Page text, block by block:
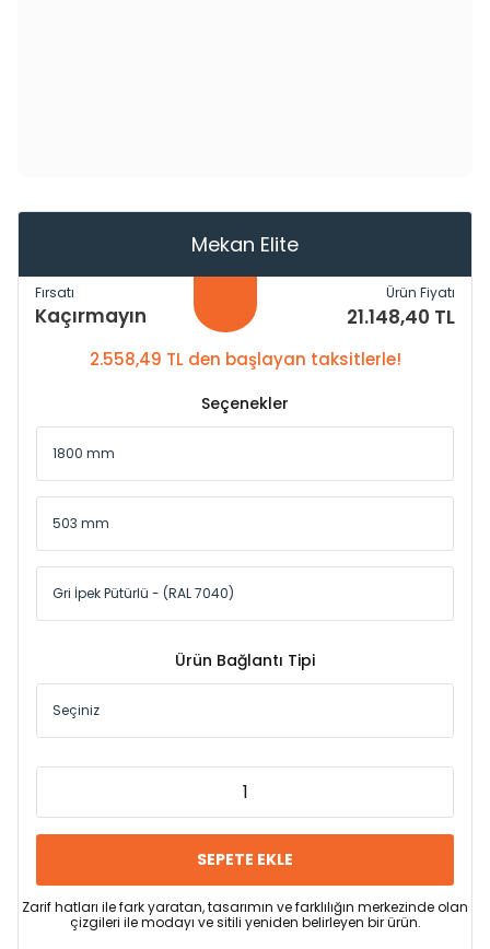
Mekan Elite
Fırsatı
Kaçırmayın
Ürün Fiyatı
21.148,40 TL
2.558,49 TL den başlayan taksitlerle!
Seçenekler
Ürün Bağlantı Tipi
SEPETE EKLE
Zarif hatları ile fark yaratan, tasarımın ve farklılığın merkezinde olan
çizgileri ile modayı ve sitili yeniden belirleyen bir ürün.